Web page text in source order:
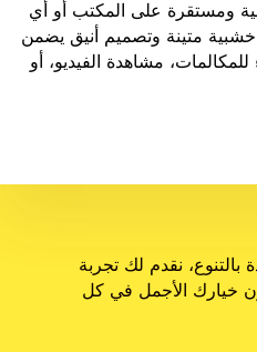
ومستقرة على المكتب أو أي
متينة وتصميم أنيق يضمن
للمكالمات، مشاهدة الفيديو، أو
نقدم لك تجربة
خيارك الأجمل في كل